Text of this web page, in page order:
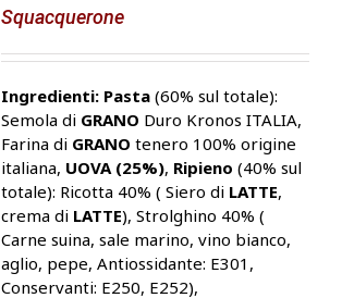
Squacquerone
Ingredienti: Pasta(60% sul totale):
Semola di GRANO Duro Kronos ITALIA,
Farina di GRANO tenero 100% origine
italiana, UOVA (25%), Ripieno (40% sul
totale): Ricotta 40% ( Siero di LATTE,
crema di LATTE), Strolghino 40% (
Carne suina, sale marino, vino bianco,
aglio, pepe, Antiossidante: E301,
Conservanti: E250, E252),